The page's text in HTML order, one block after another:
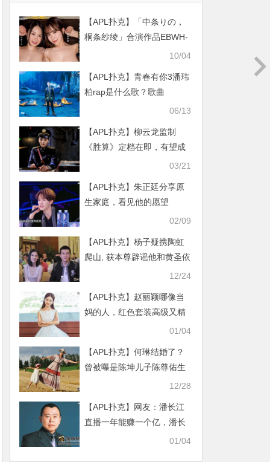
【APL扑克】「中条りの，
桐条纱绫」合演作品EBWH-
10/04
【APL扑克】青春有你3潘玮
柏rap是什么歌？歌曲
《Coming Home》燃炸全场
06/13
【APL扑克】柳云龙监制
《胜算》定档在即，有望成
03/21
【APL扑克】朱正廷分享原
生家庭，看见他的愿望
02/09
【APL扑克】杨子疑携陶虹
爬山, 获本尊辟谣他和黄圣依
12/24
【APL扑克】赵丽颖哪像当
妈的人，红色套装高级又精
01/04
【APL扑克】何琳结婚了？
曾被曝是陈坤儿子陈尊佑生
12/28
【APL扑克】网友：潘长江
直播一年能赚一个亿，潘长
江：赚粉丝的钱我还是人吗
01/04